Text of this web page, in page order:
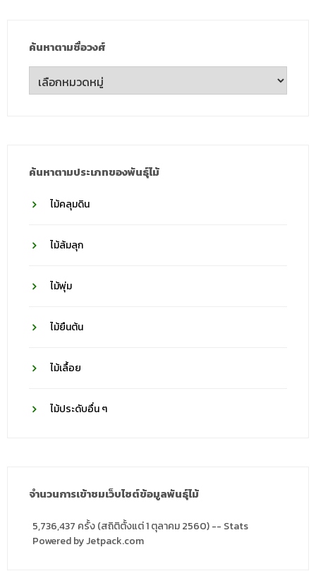
ค้นหาตามชื่อวงศ์
ค้นหา
ตาม
ค้นหาตามประเภทของพันธุ์ไม้
ไม้คลุมดิน
ไม้ล้มลุก
ไม้พุ่ม
ไม้ยืนต้น
ไม้เลื้อย
ไม้ประดับอื่น ๆ
จำนวนการเข้าชมเว็บไซต์ข้อมูลพันธุ์ไม้
5,736,437 ครั้ง (สถิติตั้งแต่ 1 ตุลาคม 2560) -- Stats
Powered by Jetpack.com